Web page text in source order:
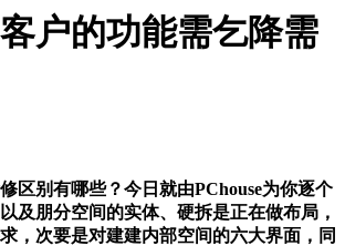
户的功能需乞降需
别有哪些？今日就由PChouse为你逐个
及朋分空间的实体、硬拆是正在做布局，
，次要是对建建内部空间的六大界面，同